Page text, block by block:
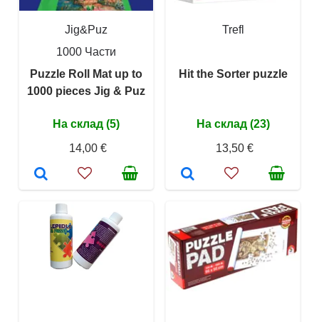
Jig&Puz
1000 Части
Puzzle Roll Mat up to
1000 pieces Jig & Puz
На склад (5)
14,00 €
Trefl
Hit the Sorter puzzle
На склад (23)
13,50 €